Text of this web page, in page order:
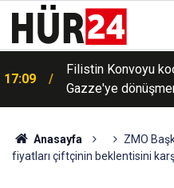
17:09
Filistin Konvoyu
Gazze'ye
17:06
Avusturya
Türkiye’ye gelecek
Anasayfa
ZMO
fiyatları çiftçinin beklentisini